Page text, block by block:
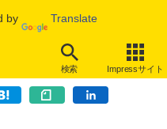
by Translate
検索 Impressサイト
、ソニーポイントの交換サービ